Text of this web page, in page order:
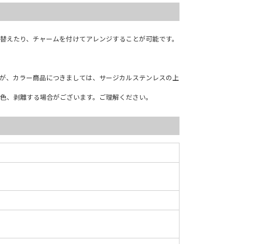
たり、チャームを付けてアレンジすることが可能です。
、カラー商品につきましては、サージカルステンレスの上
剥離する場合がございます。ご理解ください。